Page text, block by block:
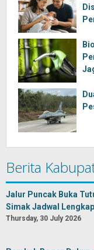
Berita
Jalur Puncak Buka
Simak Jadwal
Thursday, 30 July 2026